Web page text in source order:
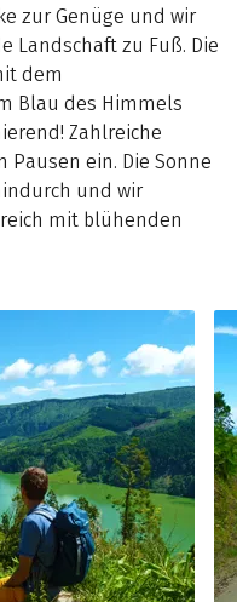
zur Genüge und wir
Landschaft zu Fuß. Die
dem
Blau des Himmels
Zahlreiche
ein. Die Sonne
und wir
mit blühenden